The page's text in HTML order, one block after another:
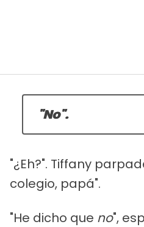
"No".
"¿Eh?". Tiffany
colegio, papá".
"He dicho que no",